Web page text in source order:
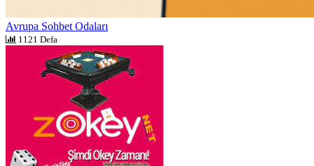
Avrupa Sohbet Odaları
1121 Defa